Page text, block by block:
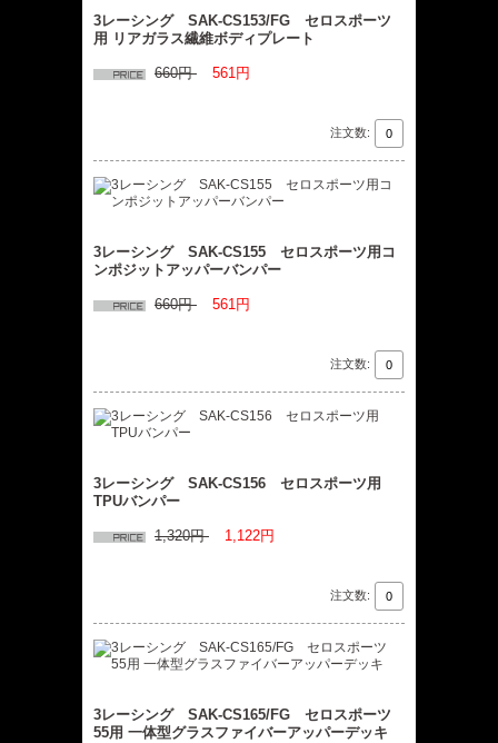
3レーシング SAK-CS153/FG セロスポーツ
用 リアガラス繊維ボディプレート
660円 561円
注文数:
3レーシング SAK-CS155 セロスポーツ用コ
ンポジットアッパーバンパー
660円 561円
注文数:
3レーシング SAK-CS156 セロスポーツ用
TPUバンパー
1,320円 1,122円
注文数:
3レーシング SAK-CS165/FG セロスポーツ
55用 一体型グラスファイバーアッパーデッキ